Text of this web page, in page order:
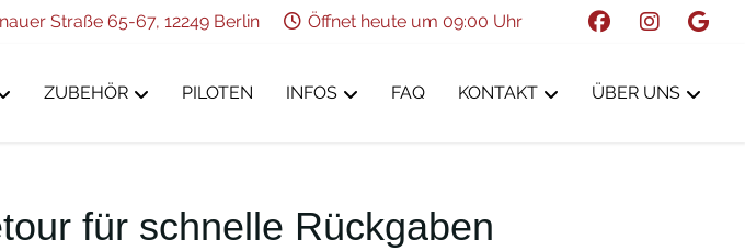
Straße 65-67, 12249 Berlin Öffnet heute um 09:00 Uhr
ZUBEHÖR PILOTEN INFOS FAQ KONTAKT ÜBER UNS
für schnelle Rückgaben